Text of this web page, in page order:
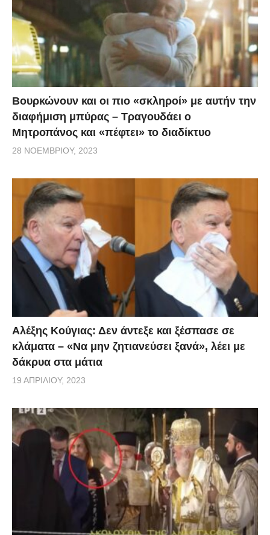
Βουρκώνουν και οι πιο «σκληροί» με αυτήν την
διαφήμιση μπύρας – Τραγουδάει ο
Μητροπάνος και «πέφτει» το διαδίκτυο
28 ΝΟΕΜΒΡΊΟΥ, 2023
Αλέξης Κούγιας: Δεν άντεξε και ξέσπασε σε
κλάματα – «Να μην ζητιανεύσει ξανά», λέει με
δάκρυα στα μάτια
19 ΑΠΡΙΛΊΟΥ, 2023